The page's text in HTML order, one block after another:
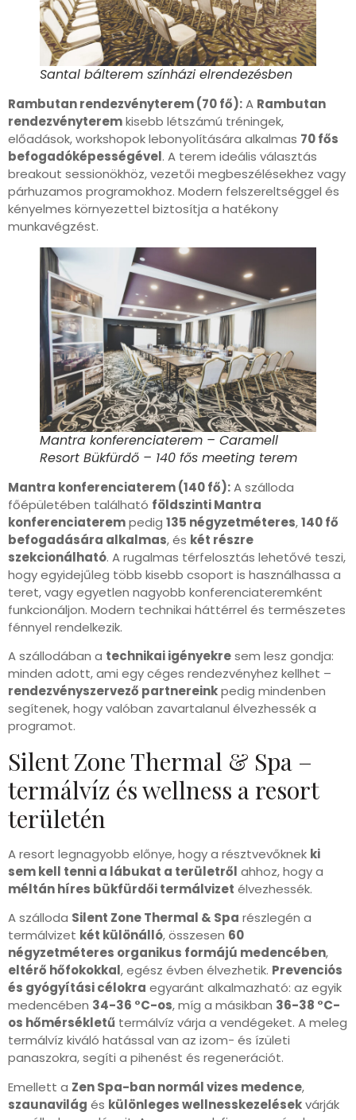
Santal bálterem színházi elrendezésben
Rambutan rendezvényterem (70 fő):A Rambutan
rendezvényteremkisebb létszámú tréningek,
előadások, workshopok lebonyolítására alkalmas 70 fős
befogadóképességével. A terem ideális választás
breakout sessionökhöz, vezetői megbeszélésekhez vagy
párhuzamos programokhoz. Modern felszereltséggel és
kényelmes környezettel biztosítja a hatékony
munkavégzést.
Mantra konferenciaterem – Caramell
Resort Bükfürdő – 140 fős meeting terem
Mantra konferenciaterem (140 fő):A szálloda
főépületében található földszinti Mantra
konferenciaterempedig 135 négyzetméteres,140 fő
befogadására alkalmas, és két részre
szekcionálható. A rugalmas térfelosztás lehetővé teszi,
hogy egyidejűleg több kisebb csoport is használhassa a
teret, vagy egyetlen nagyobb konferenciateremként
funkcionáljon. Modern technikai háttérrel és természetes
fénnyel rendelkezik.
A szállodában a technikai igényekresem lesz gondja:
minden adott, ami egy céges rendezvényhez kellhet –
rendezvényszervező partnereinkpedig mindenben
segítenek, hogy valóban zavartalanul élvezhessék a
programot.
Silent Zone Thermal & Spa –
termálvíz és wellness a resort
területén
A resort legnagyobb előnye, hogy a résztvevőknek ki
sem kell tenni a lábukat a területről ahhoz, hogy a
méltán híres bükfürdői termálvizet élvezhessék.
A szálloda Silent Zone Thermal & Spa részlegén a
termálvizet két különálló, összesen 60
négyzetméteres organikus formájú medencében,
eltérő hőfokokkal, egész évben élvezhetik. Prevenciós
és gyógyítási célokra egyaránt alkalmazható: az egyik
medencében 34-36 °C-os, míg a másikban 36-38 °C-
os hőmérsékletű termálvíz várja a vendégeket. A meleg
termálvíz kiváló hatással van az izom- és ízületi
panaszokra, segíti a pihenést és regenerációt.
Emellett a Zen Spa-ban normál vizes medence,
szaunavilág és különleges wellnesskezelésekvárják